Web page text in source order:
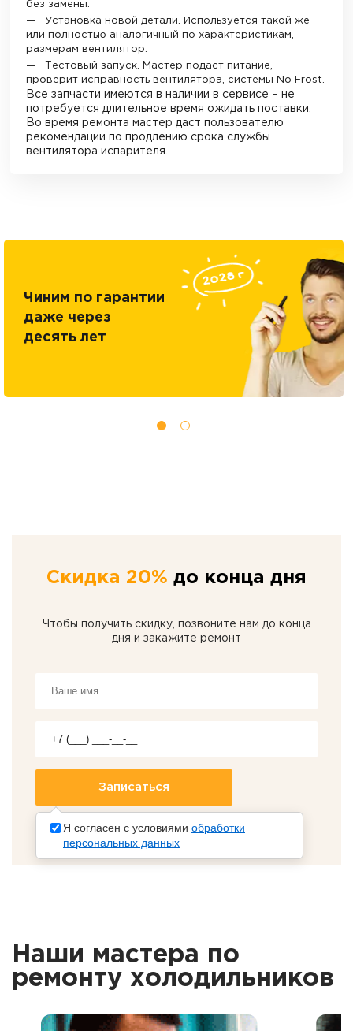
без замены.
Установка новой детали. Используется такой же
или полностью аналогичный по характеристикам,
размерам вентилятор.
Тестовый запуск. Мастер подаст питание,
проверит исправность вентилятора, системы No Frost.
Все запчасти имеются в наличии в сервисе – не
потребуется длительное время ожидать поставки.
Во время ремонта мастер даст пользователю
рекомендации по продлению срока службы
вентилятора испарителя.
Чиним по гарантии
даже через
десять лет
Скидка 20% до конца дня
Чтобы получить скидку, позвоните нам до конца
дня и закажите ремонт
Наши мастера по
ремонту холодильников
Я согласен с условиями обработки
персональных данных